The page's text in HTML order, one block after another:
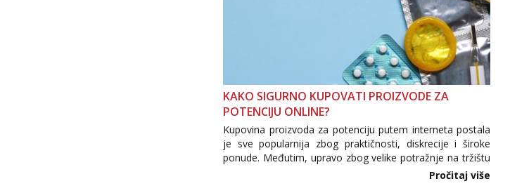
KAKO SIGURNO KUPOVATI PROIZVODE ZA
POTENCIJU ONLINE?
Kupovina proizvoda za potenciju putem interneta postala
je sve popularnija zbog praktičnosti, diskrecije i široke
ponude. Međutim, upravo zbog velike potražnje na tržištu
se pojavljuju i brojni krivotvoreni proizvodi, nepouzdane
internetske trgovine te proizvodi nepoznatog podrijetla. ...
Pročitaj više